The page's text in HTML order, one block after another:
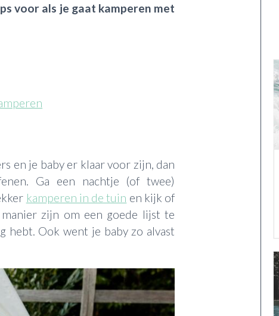
voor als je gaat kamperen met
en je baby er klaar voor zijn, dan
Ga een nachtje (of twee)
kamperen in de tuin en kijk of
zijn om een goede lijst te
hebt. Ook went je baby zo alvast